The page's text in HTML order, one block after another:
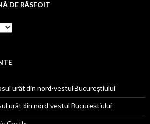
DE RĂSFOIT
urât din nord-vestul Bucureștiului
urât din nord-vestul Bucureștiului